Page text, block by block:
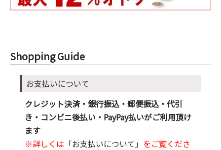
Shopping Guide
お支払いについて
クレジット決済・銀行振込・郵便振込・代引
き・コンビニ後払い・PayPay払いがご利用頂け
ます
※詳しくは 「お支払いについて」 をご覧くださ